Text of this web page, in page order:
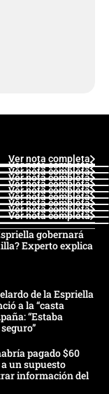
Ver nota completa
Ver nota completa
Ver nota completa
Ver nota completa
Ver nota completa
Ver nota completa
Ver nota completa
Ver nota completa
Ver nota completa
Ver nota completa
gobernará
Experto explica
de la Espriella
a la “casta
“Estaba
pagado $60
un supuesto
información del